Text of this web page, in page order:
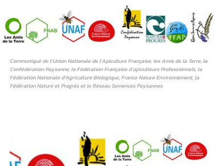
Communiqué de l’Union Nationale de l’Apiculture Française, les Amis de la Terre, la
Confédération Paysanne, la Fédération Française d’apiculteurs Professionnels, la
Fédération Nationale d’Agriculture Biologique, France Nature Environnement, la
Fédération Nature et Progrès et le Réseau Semences Paysannes